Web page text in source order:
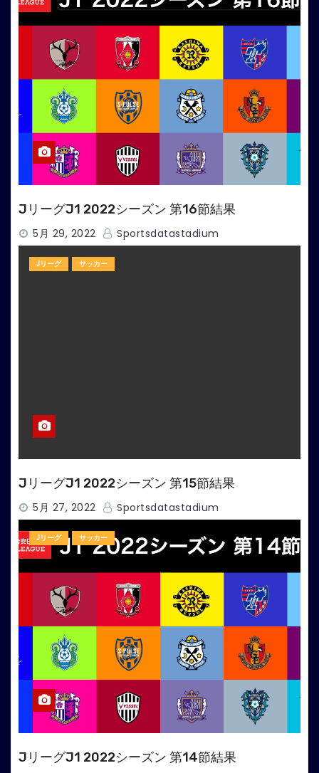
JリーグJ1 2022シーズン 第16節結果
5月 29, 2022 Sportsdatastadium
Jリーグ サッカー
JリーグJ1 2022シーズン 第15節結果
5月 27, 2022 Sportsdatastadium
Jリーグ サッカー
JリーグJ1 2022シーズン 第14節結果